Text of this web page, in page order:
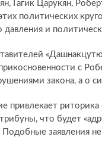
Гагик Царукян,
политических
давления и
с
закона, а о
привлекает риторика
что будет
заявления